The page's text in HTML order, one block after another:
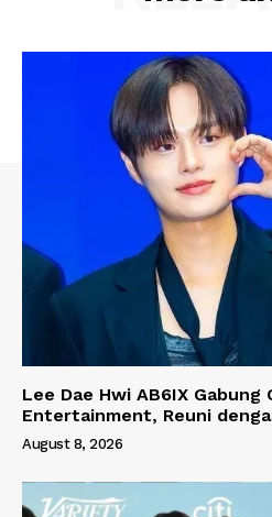
Lee Dae Hwi AB6IX
Entertainment, Reuni
August 8, 2026